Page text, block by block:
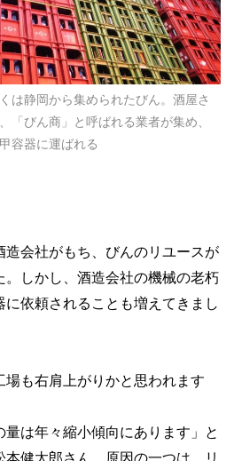
は静岡から集められたびん。酒屋さ
「びん商」と呼ばれる業者が集め、
容器に運ばれる
造会社がもち、びんのリユースが
。しかし、酒造会社の機械の老朽
依頼されることも増えてきまし
場も右肩上がりかと思われます
量は年々縮小傾向にあります」と
健太郎さん。原因の一つは、リ